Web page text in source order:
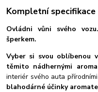
Kompletní specifikace
Ovládni vůni svého
šperkem.
Vyber si svou oblíbenou
těmito nádhernými
interiér svého auta
blahodárné účinky